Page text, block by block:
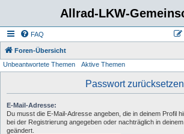
Allrad-LKW-
FAQ
Foren-Übersicht
Unbeantwortete Themen Aktive Themen
Passwort zurücksetzen
E-Mail-Adresse:
Du musst die E-Mail-Adresse angeben, die in deinem Profil
bei der Registrierung angegeben oder nachträglich in
geändert.